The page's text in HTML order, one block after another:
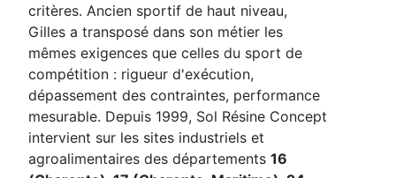
critères. Ancien sportif de haut niveau,
Gilles a transposé dans son métier les
mêmes exigences que celles du sport de
compétition : rigueur d'exécution,
dépassement des contraintes, performance
mesurable. Depuis 1999, Sol Résine Concept
intervient sur les sites industriels et
agroalimentaires des départements 16